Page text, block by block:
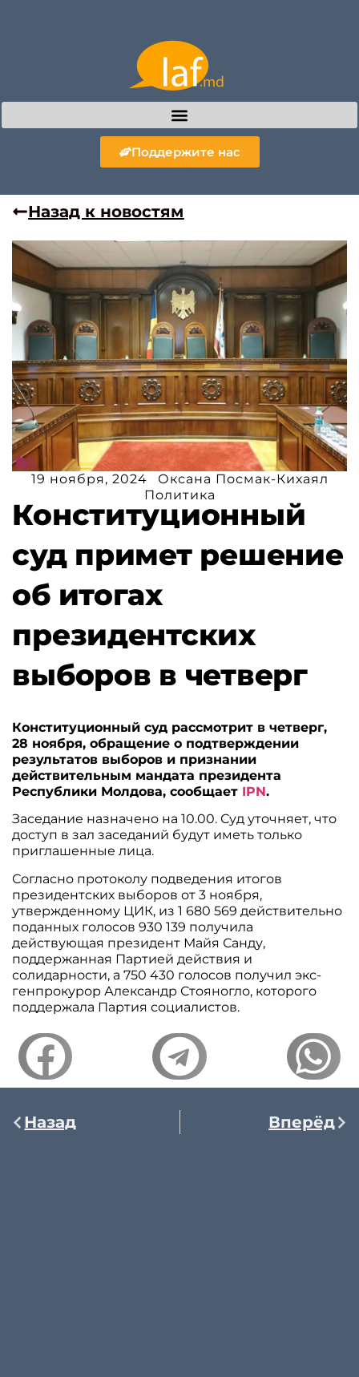
Поддержите нас
Назад к новостям
19 ноября, 2024
Оксана Посмак-Кихаял
Политика
Конституционный
суд примет решение
об итогах
президентских
выборов в четверг
Конституционный суд рассмотрит в четверг,
28 ноября, обращение о подтверждении
результатов выборов и признании
действительным мандата президента
Республики Молдова, сообщает IPN.
Заседание назначено на 10.00. Суд уточняет, что
доступ в зал заседаний будут иметь только
приглашенные лица.
Согласно протоколу подведения итогов
президентских выборов от 3 ноября,
утвержденному ЦИК, из 1 680 569 действительно
поданных голосов 930 139 получила
действующая президент Майя Санду,
поддержанная Партией действия и
солидарности, а 750 430 голосов получил экс-
генпрокурор Александр Стояногло, которого
поддержала Партия социалистов.
Назад Вперёд